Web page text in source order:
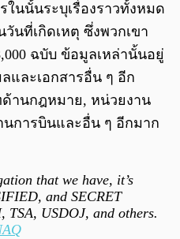
ในนั้นระบุเรื่องราวทั้งหมด
วันที่เกิดเหตุ ซึ่งพวกเขา
ฉบับ ข้อมูลเหล่านั้นอยู่
และเอกสารอื่น ๆ อีก
านกฎหมาย, หน่วยงาน
การบินและอื่น ๆ อีกมาก
that we have, it’s
and SECRET
TSA, USDOJ, and others.